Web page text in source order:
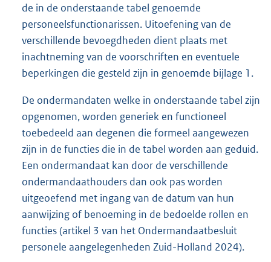
de in de onderstaande tabel genoemde
personeelsfunctionarissen. Uitoefening van de
verschillende bevoegdheden dient plaats met
inachtneming van de voorschriften en eventuele
beperkingen die gesteld zijn in genoemde bijlage 1.
De ondermandaten welke in onderstaande tabel zijn
opgenomen, worden generiek en functioneel
toebedeeld aan degenen die formeel aangewezen
zijn in de functies die in de tabel worden aan geduid.
Een ondermandaat kan door de verschillende
ondermandaathouders dan ook pas worden
uitgeoefend met ingang van de datum van hun
aanwijzing of benoeming in de bedoelde rollen en
functies (artikel 3 van het Ondermandaatbesluit
personele aangelegenheden Zuid-Holland 2024).